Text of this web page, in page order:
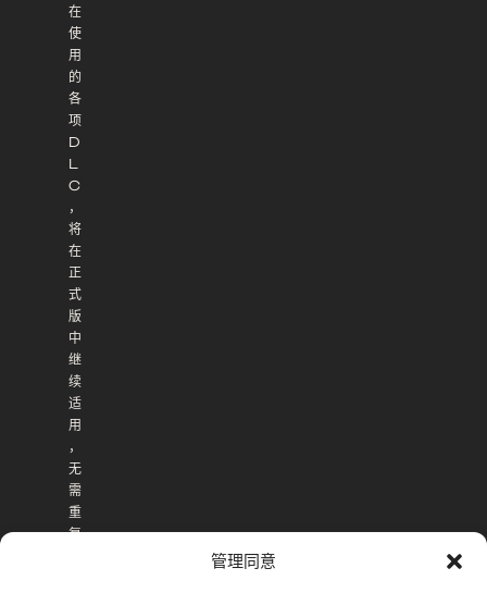
管理同意
在
使
用
的
各
项
D
L
C
，
将
在
正
式
版
中
继
续
适
用
，
无
需
重
复